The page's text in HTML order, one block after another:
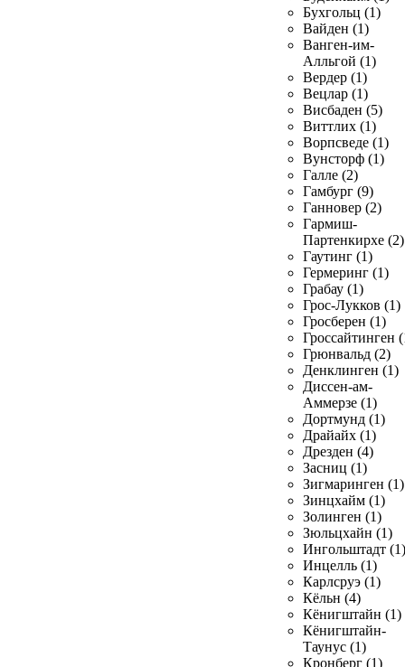
Бухгольц (1)
Вайден (1)
Ванген-им-
Алльгой (1)
Вердер (1)
Вецлар (1)
Висбаден (5)
Виттлих (1)
Ворпсведе (1)
Вунсторф (1)
Галле (2)
Гамбург (9)
Ганновер (2)
Гармиш-
Партенкирхе (2)
Гаутинг (1)
Гермеринг (1)
Грабау (1)
Грос-Лукков (1)
Гросберен (1)
Гроссайтинген
Грюнвальд (2)
Денклинген (1)
Диссен-ам-
Аммерзе (1)
Дортмунд (1)
Драйайх (1)
Дрезден (4)
Засниц (1)
Зигмаринген (1)
Зинцхайм (1)
Золинген (1)
Зюльцхайн (1)
Ингольштадт (1)
Инцелль (1)
Карлсруэ (1)
Кёльн (4)
Кёнигштайн (1)
Кёнигштайн-
Таунус (1)
Кронберг (1)